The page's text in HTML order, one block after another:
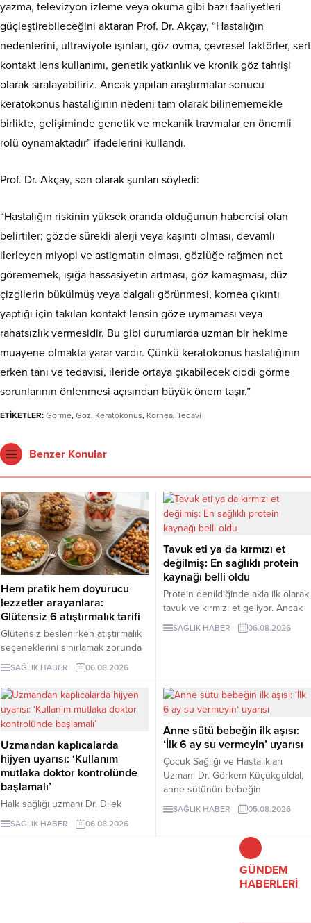
yazma, televizyon izleme veya okuma gibi bazı faaliyetleri
güçleştirebileceğini aktaran Prof. Dr. Akçay, “Hastalığın
nedenlerini, ultraviyole ışınları, göz ovma, çevresel faktörler, sert
kontakt lens kullanımı, genetik yatkınlık ve kronik göz tahrişi
olarak sıralayabiliriz. Ancak yapılan araştırmalar sonucu
keratokonus hastalığının nedeni tam olarak bilinememekle
birlikte, gelişiminde genetik ve mekanik travmalar en önemli
rolü oynamaktadır” ifadelerini kullandı.
Prof. Dr. Akçay, son olarak şunları söyledi:
“Hastalığın riskinin yüksek oranda olduğunun habercisi olan
belirtiler; gözde sürekli alerji veya kaşıntı olması, devamlı
ilerleyen miyopi ve astigmatın olması, gözlüğe rağmen net
görememek, ışığa hassasiyetin artması, göz kamaşması, düz
çizgilerin bükülmüş veya dalgalı görünmesi, kornea çıkıntı
yaptığı için takılan kontakt lensin göze uymaması veya
rahatsızlık vermesidir. Bu gibi durumlarda uzman bir hekime
muayene olmakta yarar vardır. Çünkü keratokonus hastalığının
erken tanı ve tedavisi, ileride ortaya çıkabilecek ciddi görme
sorunlarının önlenmesi açısından büyük önem taşır.”
ETİKETLER: Görme, Göz, Keratokonus, Kornea, Tedavi
Benzer Konular
Hem pratik hem doyurucu
lezzetler arayanlara:
Glütensiz 6 atıştırmalık tarifi
Glütensiz beslenirken atıştırmalık
seçeneklerini sınırlamak zorunda
değilsiniz. Evde kolayca
hazırlayabileceğiniz bu 5 glütensiz
tarif, hem pratik hem de lezzetli
alternatifler sunuyor.
SAĞLIK HABER 06.08.2026
Tavuk eti ya da kırmızı et
değilmiş: En sağlıklı protein
kaynağı belli oldu
Protein denildiğinde akla ilk olarak
tavuk ve kırmızı et geliyor. Ancak
bilim insanları, son yıllarda yapılan
araştırmaların kurubaklagilleri daha
hem yüksek protein hem de lif
içeriğiyle uzun vadeli sağlık
sunduğu ifade ediliyor.
SAĞLIK HABER 06.08.2026
Uzmandan kaplıcalarda
hijyen uyarısı: ‘Kullanım
mutlaka doktor kontrolünde
başlamalı’
Halk sağlığı uzmanı Dr. Dilek
Aslan, kaplıcaların kas ve iskelet
sistemi rahatsızlıkları ile stresin
SAĞLIK HABER 06.08.2026
Anne sütü bebeğin ilk aşısı:
‘İlk 6 ay su vermeyin’ uyarısı
Çocuk Sağlığı ve Hastalıkları
Uzmanı Dr. Görkem Küçükgüldal,
anne sütünün bebeğin
bağışıklığını güçlendiren ve yaşam
boyu sağlığın temelini oluşturan
olduğunu söyledi. Küçükgüldal,
doğumdan sonraki ilk saatte
emzirmeye başlanması ve ilk 6 ay
yalnızca anne sütü verilmesi
SAĞLIK HABER 05.08.2026
GÜNDEM
HABERLERİ